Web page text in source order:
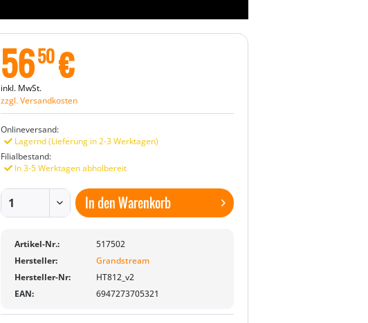
5650€
inkl. MwSt.
zzgl. Versandkosten
Onlineversand:
Lagernd (Lieferung in 2-3 Werktagen)
Filialbestand:
In 3-5 Werktagen abholbereit
In denWarenkorb
Artikel-Nr.:
517502
Hersteller:
Grandstream
Hersteller-Nr:
HT812_v2
EAN:
6947273705321